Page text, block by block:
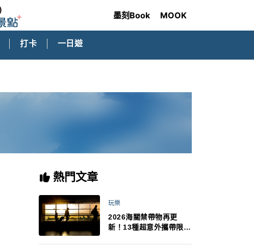
墨刻Book MOOK
打卡 一日遊
熱門文章
玩樂
2026海關禁帶物再更
新！13種超意外攜帶限